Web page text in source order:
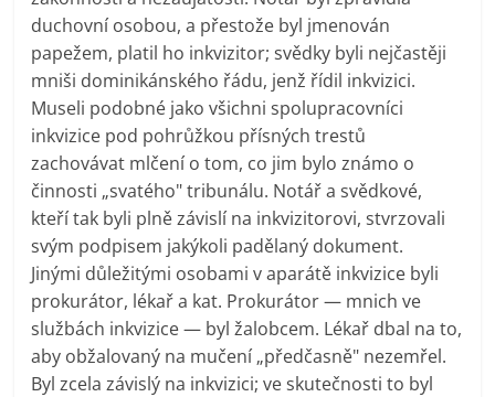
duchovní osobou, a přestože byl jmenován
papežem, platil ho inkvizitor; svědky byli nejčastěji
mniši dominikánského řádu, jenž řídil inkvizici.
Museli podobné jako všichni spolupracovníci
inkvizice pod pohrůžkou přísných trestů
zachovávat mlčení o tom, co jim bylo známo o
činnosti „svatého" tribunálu. Notář a svědkové,
kteří tak byli plně závislí na inkvizitorovi, stvrzovali
svým podpisem jakýkoli padělaný dokument.
Jinými důležitými osobami v aparátě inkvizice byli
prokurátor, lékař a kat. Prokurátor — mnich ve
službách inkvizice — byl žalobcem. Lékař dbal na to,
aby obžalovaný na mučení „předčasně" nezemřel.
Byl zcela závislý na inkvizici; ve skutečnosti to byl